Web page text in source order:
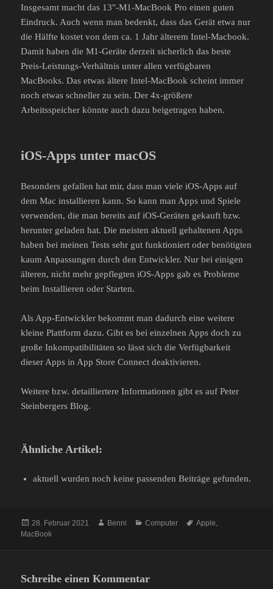
Insgesamt macht das 13″-M1-MacBook Pro einen guten
Eindruck. Auch wenn man bedenkt, dass das Gerät etwa nur
die Hälfte kostet von dem ca. 1 Jahr älterem Intel-Macbook.
Damit haben die M1-Geräte derzeit sicherlich das beste
Preis-Leistungs-Verhältnis unter allen verfügbaren
MacBooks. Das etwas ältere Intel-MacBook scheint immer
noch etwas schneller zu sein. Der 4x-größere
Arbeitsspeicher könnte auch dazu beigetragen haben.
iOS-Apps unter macOS
Besonders gefallen hat mir, dass man viele iOS-Apps auf
dem Mac installieren kann. So kann man Apps und Spiele
verwenden, die man bereits auf iOS-Geräten gekauft bzw.
herunter geladen hat. Die meisten aktuell gehaltenen Apps
haben bei meinen Tests sehr gut funktioniert oder benötigten
kaum Anpassungen durch den Entwickler. Nur bei einigen
älteren, nicht mehr gepflegten iOS-Apps gab es Probleme
beim Installieren oder Starten.
Als App-Entwickler bekommt man dadurch eine weitere
kleine Plattform dazu. Gibt es bei einzelnen Apps doch zu
große Inkompatibilitäten so lässt sich die Verfügbarkeit
dieser Apps in App Store Connect deaktivieren.
Weitere bzw. detailliertere Informationen gibt es auf Peter
Steinbergers Blog.
Ähnliche Artikel:
aktuell wurden noch keine passenden Beiträge gefunden.
Veröffentlicht
am
28. Februar 2021 Autor
Benni Kategorien
Computer Schlagwörter
Apple,
MacBook
Schreibe einen Kommentar